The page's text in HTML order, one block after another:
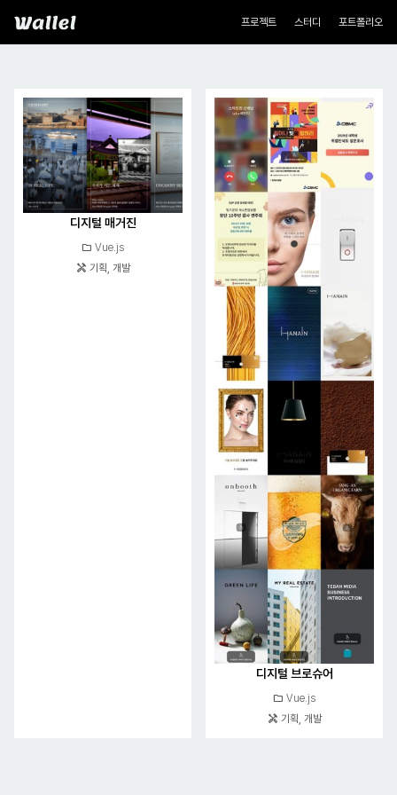
Wallel 네비게이션
프로젝트 스터디 포트폴리오
포트폴리오
디지털 매거진
folder Vue.js
handyman 기획, 개발
디지털 브로슈어
folder Vue.js
handyman 기획, 개발